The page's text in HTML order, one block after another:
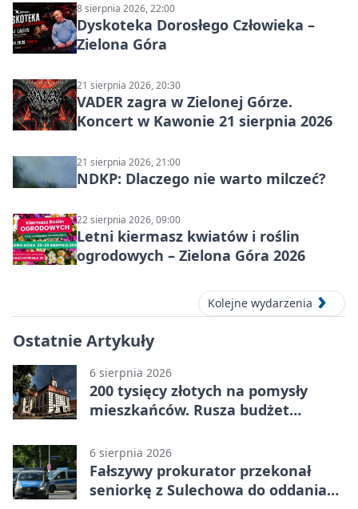
8 sierpnia 2026, 22:00
Dyskoteka Dorosłego Człowieka –
Zielona Góra
21 sierpnia 2026, 20:30
VADER zagra w Zielonej Górze.
Koncert w Kawonie 21 sierpnia 2026
21 sierpnia 2026, 21:00
NDKP: Dlaczego nie warto milczeć?
22 sierpnia 2026, 09:00
Letni kiermasz kwiatów i roślin
ogrodowych – Zielona Góra 2026
Kolejne wydarzenia
Ostatnie Artykuły
6 sierpnia 2026
200 tysięcy złotych na pomysły
mieszkańców. Rusza budżet
6 sierpnia 2026
Fałszywy prokurator przekonał
seniorkę z Sulechowa do oddania